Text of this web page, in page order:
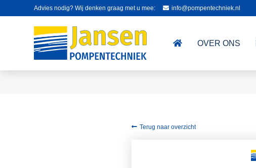
Advies nodig? Wij denken graag met u mee: info@pompentechniek.nl
OVER ONS
Terug naar overzicht